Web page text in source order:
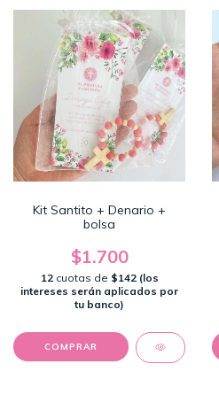
Kit Santito + Denario +
bolsa
$1.700
12 cuotas de $142 (los
intereses serán aplicados por
tu banco)
COMPRAR